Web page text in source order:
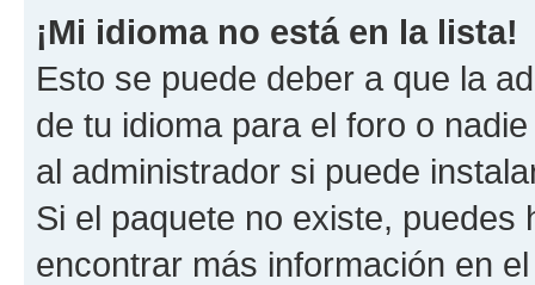
¡Mi idioma no está en la lista!
Esto se puede deber a que la
de tu idioma para el foro o
al administrador si puede
Si el paquete no existe,
encontrar más información en